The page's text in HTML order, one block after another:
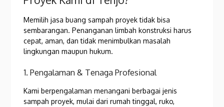
Memilih jasa buang sampah proyek tidak bisa
sembarangan. Penanganan limbah konstruksi harus
cepat, aman, dan tidak menimbulkan masalah
lingkungan maupun hukum.
1. Pengalaman & Tenaga Profesional
Kami berpengalaman menangani berbagai jenis
sampah proyek, mulai dari rumah tinggal, ruko,